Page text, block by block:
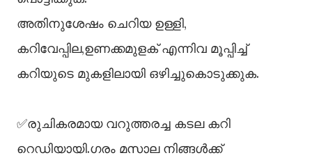
അതിനുശേഷം ചെറിയ ഉള്ളി,
കറിവേപ്പില,ഉണക്കമുളക് എന്നിവ മൂപ്പിച്ച്
കറിയുടെ മുകളിലായി ഒഴിച്ചുകൊടുക്കുക.
✅രുചികരമായ വറുത്തരച്ച കടല കറി
റെഡിയായി.ഗരം മസാല നിങ്ങൾക്ക്